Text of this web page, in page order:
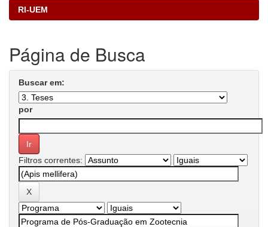
RI-UEM
Página de Busca
Buscar em:
por
Filtros correntes: